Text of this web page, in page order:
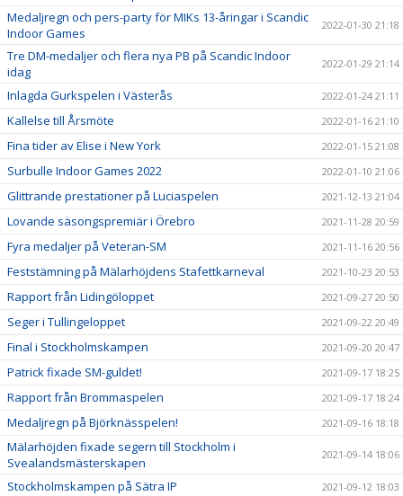
Medaljregn och pers-party för MIKs 13-åringar i Scandic
Indoor Games
2022-01-30 21:18
Tre DM-medaljer och flera nya PB på Scandic Indoor
idag
2022-01-29 21:14
Inlagda Gurkspelen i Västerås 2022-01-24 21:11
Kallelse till Årsmöte 2022-01-16 21:10
Fina tider av Elise i New York 2022-01-15 21:08
Surbulle Indoor Games 2022 2022-01-10 21:06
Glittrande prestationer på Luciaspelen 2021-12-13 21:04
Lovande säsongspremiär i Örebro 2021-11-28 20:59
Fyra medaljer på Veteran-SM 2021-11-16 20:56
Feststämning på Mälarhöjdens Stafettkarneval 2021-10-23 20:53
Rapport från Lidingöloppet 2021-09-27 20:50
Seger i Tullingeloppet 2021-09-22 20:49
Final i Stockholmskampen 2021-09-20 20:47
Patrick fixade SM-guldet! 2021-09-17 18:25
Rapport från Brommaspelen 2021-09-17 18:24
Medaljregn på Björknässpelen! 2021-09-16 18:18
Mälarhöjden fixade segern till Stockholm i
Svealandsmästerskapen
2021-09-14 18:06
Stockholmskampen på Sätra IP 2021-09-12 18:03